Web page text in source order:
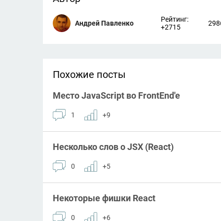
Андрей Павленко
Рейтинг:
+2715
Похожие посты
Место JavaScript во FrontEnd'e
1 +9
Несколько слов о JSX (React)
0 +5
Некоторые фишки React
0 +6